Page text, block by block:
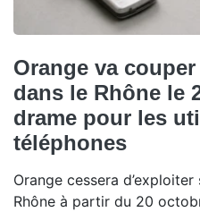
Orange va
dans le Rhône le
drame pour les
téléphones
Orange cessera
Rhône à partir du 20